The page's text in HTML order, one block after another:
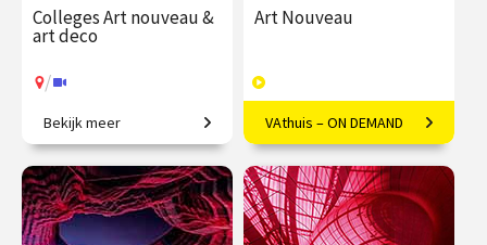
Colleges Art nouveau &
art deco
/
Restyling van de wereld.
€ 345.00
vanaf 22
sep.
Bekijk meer
Art Nouveau
Vloeiende vernieuwing in
Europa
€ 169.00
40
afleveringen
VAthuis – ON DEMAND